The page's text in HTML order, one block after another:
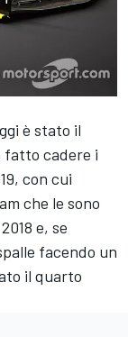
è stato il
fatto cadere i
con cui
che le sono
e, se
facendo un
il quarto